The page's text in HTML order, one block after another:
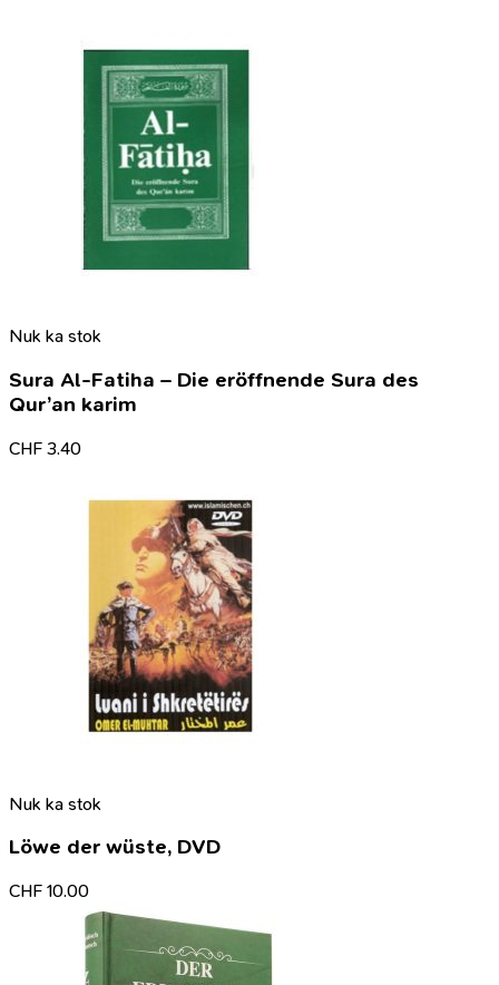
Nuk ka stok
Sura Al-Fatiha – Die eröffnende Sura des
Qur’an karim
CHF 3.40
Nuk ka stok
Löwe der wüste, DVD
CHF 10.00